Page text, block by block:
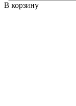
В корзину